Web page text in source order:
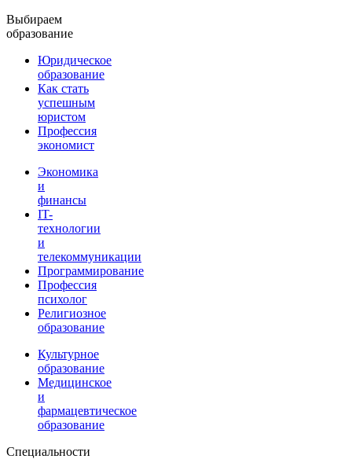
Выбираем
образование
Юридическое
образование
Как стать
успешным
юристом
Профессия
экономист
Экономика
и
финансы
IT-
технологии
и
телекоммуникации
Программирование
Профессия
психолог
Религиозное
образование
Культурное
образование
Медицинское
и
фармацевтическое
образование
Специальности